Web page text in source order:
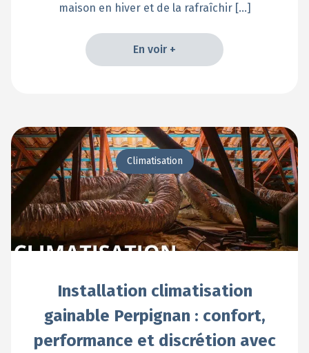
maison en hiver et de la rafraîchir […]
En voir +
Climatisation
Installation climatisation
gainable Perpignan : confort,
performance et discrétion avec